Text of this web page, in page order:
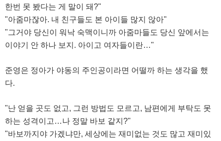
한번 못 봤다는 게 말이 돼?"
"아줌마잖아. 내 친구들도 본 아이들 많지 않아"
"그거야 당신이 워낙 숙맥이니까 아줌마들도 당신 앞에서는
이야기 안 하나 보지. 아이고 여자들이란…"
준영은 정아가 야동의 주인공이라면 어떨까 하는 생각을 했
다.
"난 얻을 곳도 없고, 그런 방법도 모르고, 남편에게 부탁도 못
하는 성격이고…나 정말 바보 같지?"
"바보까지야 가겠냐만, 세상에는 재미없는 것도 많고 재미있